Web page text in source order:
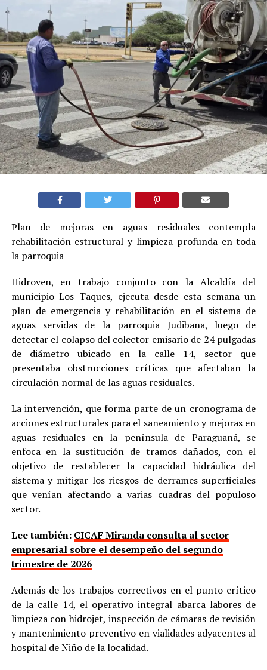
Plan de mejoras en aguas residuales contempla
rehabilitación estructural y limpieza profunda en toda
la parroquia
Hidroven, en trabajo conjunto con la Alcaldía del
municipio Los Taques, ejecuta desde esta semana un
plan de emergencia y rehabilitación en el sistema de
aguas servidas de la parroquia Judibana, luego de
detectar el colapso del colector emisario de 24 pulgadas
de diámetro ubicado en la calle 14, sector que
presentaba obstrucciones críticas que afectaban la
circulación normal de las aguas residuales.
La intervención, que forma parte de un cronograma de
acciones estructurales para el saneamiento y mejoras en
aguas residuales en la península de Paraguaná, se
enfoca en la sustitución de tramos dañados, con el
objetivo de restablecer la capacidad hidráulica del
sistema y mitigar los riesgos de derrames superficiales
que venían afectando a varias cuadras del populoso
sector.
Lee también: CICAF Miranda consulta al sector
empresarial sobre el desempeño del segundo
trimestre de 2026
Además de los trabajos correctivos en el punto crítico
de la calle 14, el operativo integral abarca labores de
limpieza con hidrojet, inspección de cámaras de revisión
y mantenimiento preventivo en vialidades adyacentes al
hospital de Niño de la localidad.